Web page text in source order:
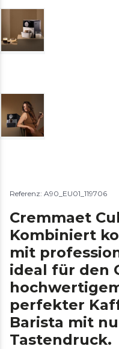
Referenz: A90_EU01_119706
Cremmaet
Kombiniert
mit
ideal für den
perfekter
Barista mit
Tastendruck.